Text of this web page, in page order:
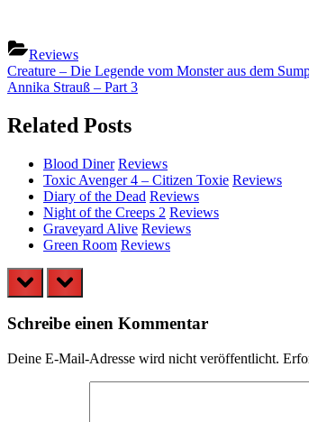
Reviews
Beitragsnavigation
Previous
Post:
Creature – Die Legende vom Monster aus dem
Next
Annika Strauß – Part 3
Related Posts
Blood Diner Reviews
Toxic Avenger 4 – Citizen Toxie Reviews
Diary of the Dead Reviews
Night of the Creeps 2 Reviews
Graveyard Alive Reviews
Green Room Reviews
prev next
Schreibe einen Kommentar
Deine E-Mail-Adresse wird nicht veröffentlicht.